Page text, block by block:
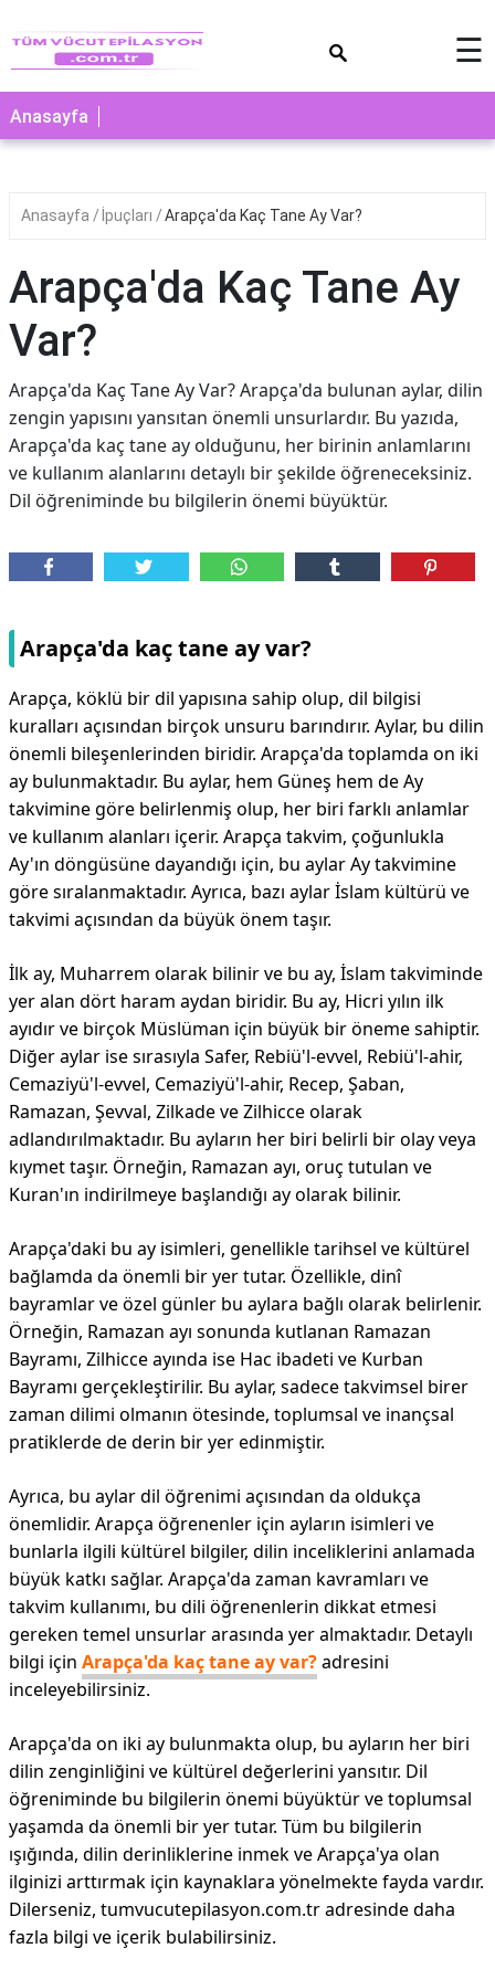
☰
Anasayfa
Anasayfa İpuçları Arapça'da Kaç Tane Ay Var?
Arapça'da Kaç Tane Ay
Var?
Arapça'da Kaç Tane Ay Var? Arapça'da bulunan aylar, dilin
zengin yapısını yansıtan önemli unsurlardır. Bu yazıda,
Arapça'da kaç tane ay olduğunu, her birinin anlamlarını
ve kullanım alanlarını detaylı bir şekilde öğreneceksiniz.
Dil öğreniminde bu bilgilerin önemi büyüktür.
Arapça'da kaç tane ay var?
Arapça, köklü bir dil yapısına sahip olup, dil bilgisi
kuralları açısından birçok unsuru barındırır. Aylar, bu dilin
önemli bileşenlerinden biridir. Arapça'da toplamda on iki
ay bulunmaktadır. Bu aylar, hem Güneş hem de Ay
takvimine göre belirlenmiş olup, her biri farklı anlamlar
ve kullanım alanları içerir. Arapça takvim, çoğunlukla
Ay'ın döngüsüne dayandığı için, bu aylar Ay takvimine
göre sıralanmaktadır. Ayrıca, bazı aylar İslam kültürü ve
takvimi açısından da büyük önem taşır.
İlk ay, Muharrem olarak bilinir ve bu ay, İslam takviminde
yer alan dört haram aydan biridir. Bu ay, Hicri yılın ilk
ayıdır ve birçok Müslüman için büyük bir öneme sahiptir.
Diğer aylar ise sırasıyla Safer, Rebiü'l-evvel, Rebiü'l-ahir,
Cemaziyü'l-evvel, Cemaziyü'l-ahir, Recep, Şaban,
Ramazan, Şevval, Zilkade ve Zilhicce olarak
adlandırılmaktadır. Bu ayların her biri belirli bir olay veya
kıymet taşır. Örneğin, Ramazan ayı, oruç tutulan ve
Kuran'ın indirilmeye başlandığı ay olarak bilinir.
Arapça'daki bu ay isimleri, genellikle tarihsel ve kültürel
bağlamda da önemli bir yer tutar. Özellikle, dinî
bayramlar ve özel günler bu aylara bağlı olarak belirlenir.
Örneğin, Ramazan ayı sonunda kutlanan Ramazan
Bayramı, Zilhicce ayında ise Hac ibadeti ve Kurban
Bayramı gerçekleştirilir. Bu aylar, sadece takvimsel birer
zaman dilimi olmanın ötesinde, toplumsal ve inançsal
pratiklerde de derin bir yer edinmiştir.
Ayrıca, bu aylar dil öğrenimi açısından da oldukça
önemlidir. Arapça öğrenenler için ayların isimleri ve
bunlarla ilgili kültürel bilgiler, dilin inceliklerini anlamada
büyük katkı sağlar. Arapça'da zaman kavramları ve
takvim kullanımı, bu dili öğrenenlerin dikkat etmesi
gereken temel unsurlar arasında yer almaktadır. Detaylı
bilgi için Arapça'da kaç tane ay var?adresini
inceleyebilirsiniz.
Arapça'da on iki ay bulunmakta olup, bu ayların her biri
dilin zenginliğini ve kültürel değerlerini yansıtır. Dil
öğreniminde bu bilgilerin önemi büyüktür ve toplumsal
yaşamda da önemli bir yer tutar. Tüm bu bilgilerin
ışığında, dilin derinliklerine inmek ve Arapça'ya olan
ilginizi arttırmak için kaynaklara yönelmekte fayda vardır.
Dilerseniz, tumvucutepilasyon.com.tr adresinde daha
fazla bilgi ve içerik bulabilirsiniz.